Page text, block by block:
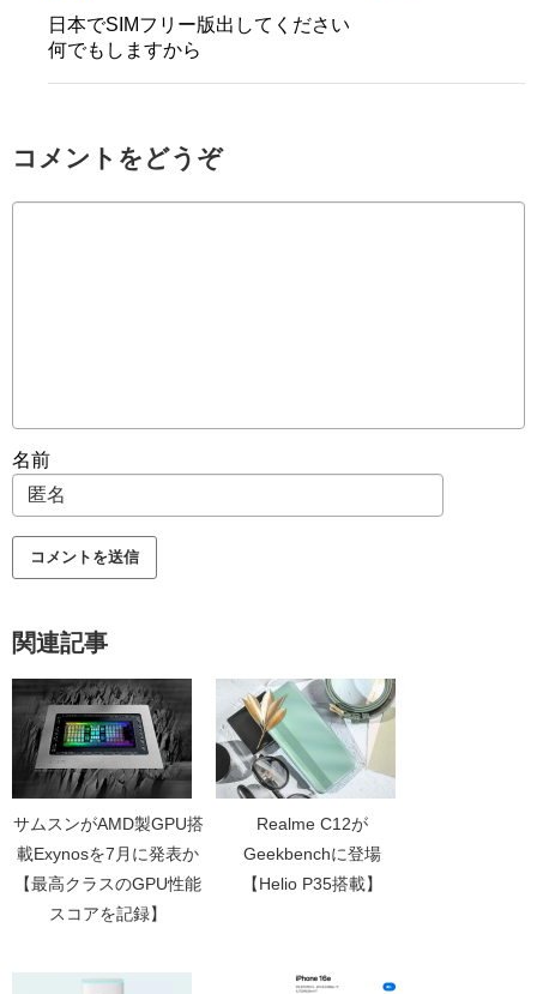
日本でSIMフリー版出してください
何でもしますから
コメントをどうぞ
名前
関連記事
サムスンがAMD製GPU搭
載Exynosを7月に発表か
【最高クラスのGPU性能
スコアを記録】
Realme C12が
Geekbenchに登場
【Helio P35搭載】